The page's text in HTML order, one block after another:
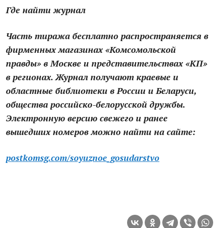
Где найти журнал
Часть тиража бесплатно распространяется в
фирменных магазинах «Комсомольской
правды» в Москве и представительствах «КП»
в регионах. Журнал получают краевые и
областные библиотеки в России и Беларуси,
общества российско-белорусской дружбы.
Электронную версию свежего и ранее
вышедших номеров можно найти на сайте:
postkomsg.com/soyuznoe_gosudarstvo